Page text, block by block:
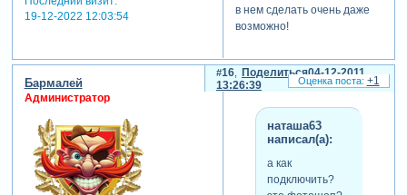
19-12-2022 12:03:54
в нем сделать очень даже
возможно!
Поделиться
16
04-12-2011
13:26:39
Бармалей
Администратор
наташа63
написал(а):
а как
подключить?
+1